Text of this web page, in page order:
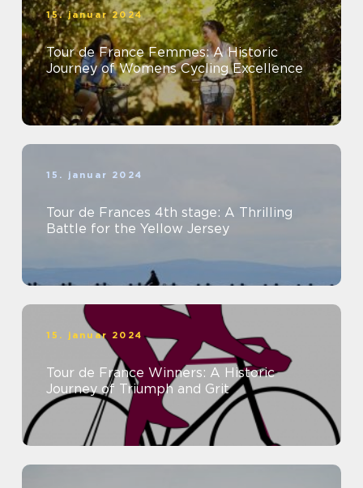
15. januar 2024
Tour de France Femmes: A Historic
Journey of Womens Cycling Excellence
15. januar 2024
Tour de Frances 4th stage: A Thrilling
Battle for the Yellow Jersey
15. januar 2024
Tour de France Winners: A Historic
Journey of Triumph and Grit